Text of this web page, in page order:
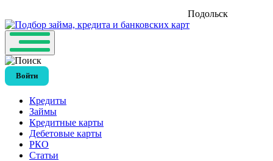
Подольск
Войти
Кредиты
Займы
Кредитные карты
Дебетовые карты
РКО
Статьи